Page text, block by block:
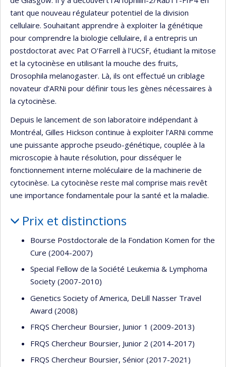
tant que nouveau régulateur potentiel de la division
cellulaire. Souhaitant apprendre à exploiter la génétique
pour comprendre la biologie cellulaire, il a entrepris un
postdoctorat avec Pat O'Farrell à l'UCSF, étudiant la mitose
et la cytocinèse en utilisant la mouche des fruits,
Drosophila melanogaster. Là, ils ont effectué un criblage
novateur d’ARNi pour définir tous les gènes nécessaires à
la cytocinèse.
Depuis le lancement de son laboratoire indépendant à
Montréal, Gilles Hickson continue à exploiter l’ARNi comme
une puissante approche pseudo-génétique, couplée à la
microscopie à haute résolution, pour disséquer le
fonctionnement interne moléculaire de la machinerie de
cytocinèse. La cytocinèse reste mal comprise mais revêt
une importance fondamentale pour la santé et la maladie.
Prix et distinctions
Bourse Postdoctorale de la Fondation Komen for the
Cure (2004-2007)
Special Fellow de la Société Leukemia & Lymphoma
Society (2007-2010)
Genetics Society of America, DeLill Nasser Travel
Award (2008)
FRQS Chercheur Boursier, Junior 1 (2009-2013)
FRQS Chercheur Boursier, Junior 2 (2014-2017)
FRQS Chercheur Boursier, Sénior (2017-2021)